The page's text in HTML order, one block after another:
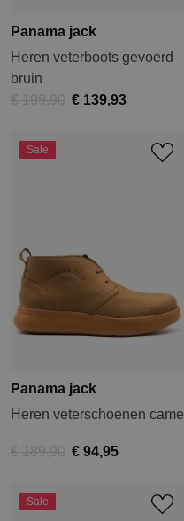
Panama jack
Heren veterboots gevoerd
bruin
€ 199,90 € 139,93
Sale
Panama jack
Heren veterschoenen camel
€ 189,90 € 94,95
Sale